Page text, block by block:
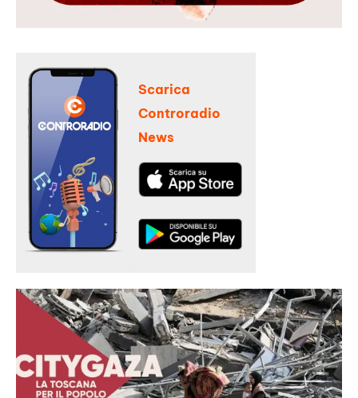
Scarica
Controradio
News